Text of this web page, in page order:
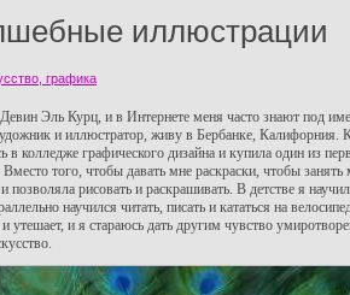
иллюстрации
графика
Эль Курц, и в Интернете меня часто знают под
и иллюстратор, живу в Бербанке, Калифорния.
в колледже графического дизайна и купила один из
того, чтобы давать мне раскраски, чтобы
рисовать и раскрашивать. В детстве я
научился читать, писать и кататься на
и утешает, и я стараюсь дать другим чувство